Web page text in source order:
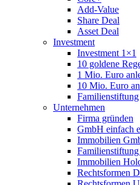
Add-Value
Share Deal
Asset Deal
Investment
Investment 1×1
10 goldene
1 Mio. Euro
10 Mio. Euro
Familienstiftung
Unternehmen
Firma gründen
GmbH einfach
Immobilien
Immobilien
Rechtsformen